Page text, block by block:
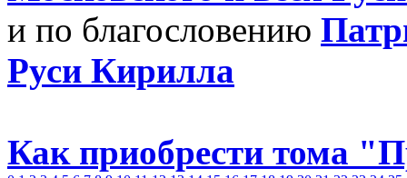
и по благословению
Руси Кирилла
Как приобрести тома